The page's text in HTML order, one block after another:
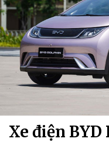
Xe điện